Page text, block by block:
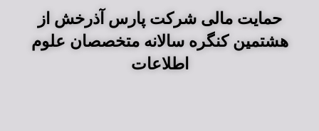
حمایت مالی شرکت پارس آذرخش از
هشتمین کنگره سالانه متخصصان علوم
اطلاعات